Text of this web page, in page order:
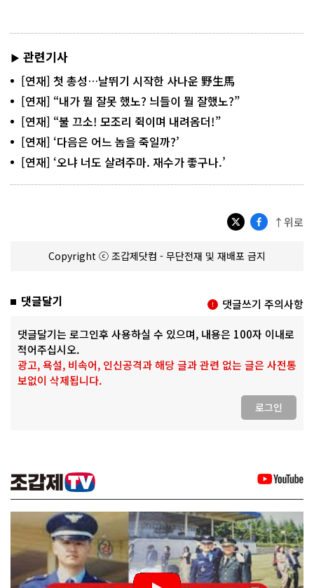
▶ 관련기사
[연재] 첫 총성…날뛰기 시작한 사나운 野生馬
[연재] “내가 뭘 잘못 했노? 늬들이 뭘 잘했노?”
[연재] “불 끄소! 모조리 쥑이며 내려옴더!”
[연재] ‘다음은 어느 놈을 죽일까?’
[연재] ‘오냐 너도 살려주마. 재수가 좋구나.’
↑위로
Copyright ⓒ 조갑제닷컴 - 무단전재 및 재배포 금지
댓글달기 댓글쓰기 주의사항
댓글달기는 로그인후 사용하실 수 있으며, 내용은 100자 이내로
적어주십시오.
광고, 욕설, 비속어, 인신공격과 해당 글과 관련 없는 글은 사전통
보없이 삭제됩니다.
로그인